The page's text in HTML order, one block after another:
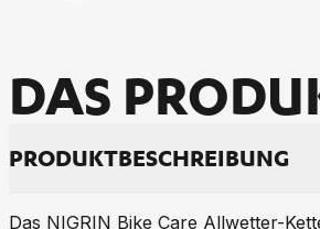
DAS
PRO­DUKT­BE­SCHREI­BUNG
Das NIGRIN Bike Care Allwetter-